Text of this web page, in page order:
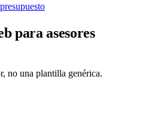
para asesores
no una plantilla genérica.